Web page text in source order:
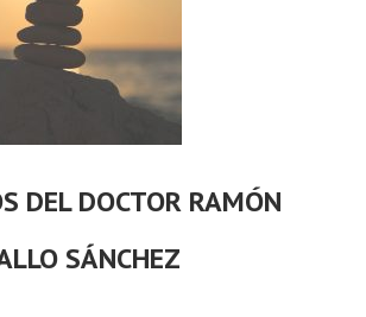
DEL DOCTOR RAMÓN
SÁNCHEZ